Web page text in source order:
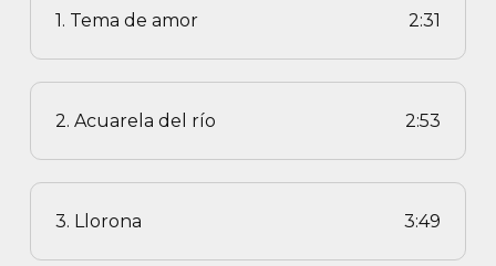
1. Tema de amor 2:31
2. Acuarela del río 2:53
3. Llorona 3:49